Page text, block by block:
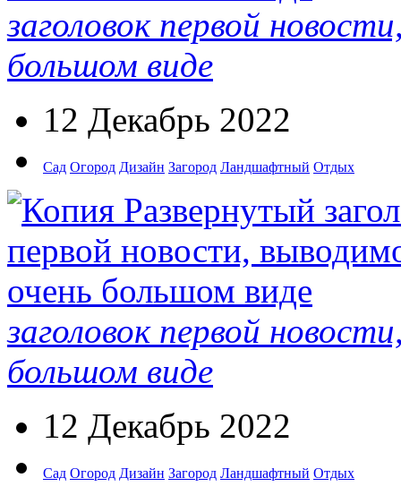
заголовок первой
большом виде
12 Декабрь 2022
Сад Огород Дизайн Загород Ландшафтный Отдых
заголовок первой
большом виде
12 Декабрь 2022
Сад Огород Дизайн Загород Ландшафтный Отдых